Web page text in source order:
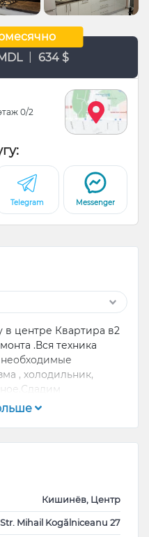
634 $
0/2
Telegram Messenger
в центре Квартира в2
.Вся техника
необходимые
, холодильник,
с 2 человек.Да я
Кишинёв, Центр
Str. Mihail Kogălniceanu 27